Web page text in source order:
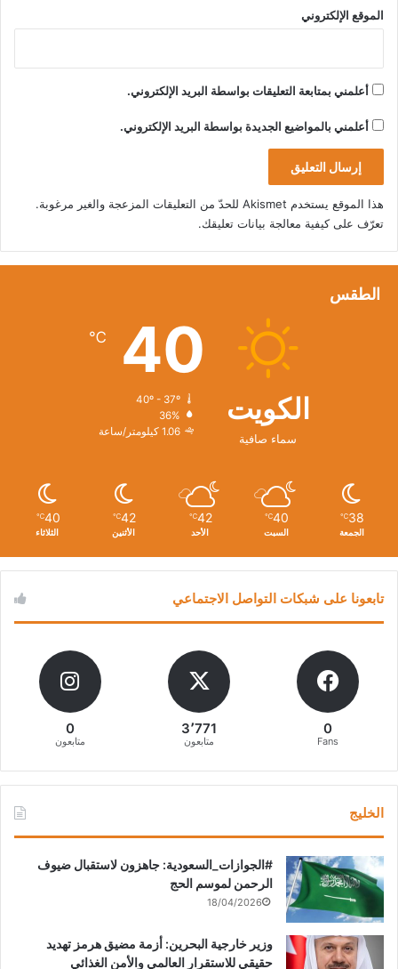
الموقع الإلكتروني
أعلمني بمتابعة التعليقات بواسطة البريد الإلكتروني.
أعلمني بالمواضيع الجديدة بواسطة البريد الإلكتروني.
هذا الموقع يستخدم Akismet للحدّ من التعليقات المزعجة والغير مرغوبة.
تعرّف على كيفية معالجة بيانات تعليقك.
الطقس
الكويت
سماء صافية
40
℃
40º - 37º
36%
1.06 كيلومتر/ساعة
38
℃
الجمعة
40
℃
السبت
42
℃
الأحد
42
℃
الأثنين
40
℃
الثلاثاء
تابعونا على شبكات التواصل الاجتماعي
0
Fans
3٬771
متابعون
0
متابعون
الخليج
‏‎#الجوازات_السعودية: جاهزون لاستقبال ضيوف
الرحمن لموسم الحج
18/04/2026
وزير خارجية البحرين: أزمة مضيق هرمز تهديد
حقيقي للاستقرار العالمي والأمن الغذائي